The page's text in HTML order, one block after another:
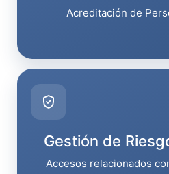
Acreditación de
Gestión de
Accesos relacionados